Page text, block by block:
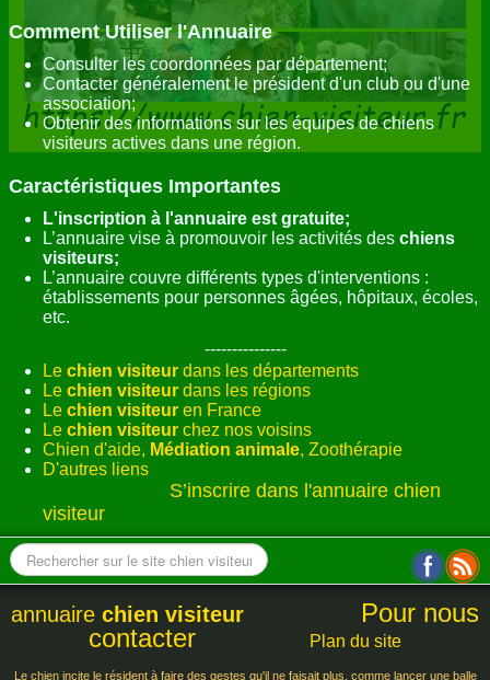
Comment Utiliser l'Annuaire
Consulter les coordonnées par département;
Contacter généralement le président d'un club ou d'une
association;
Obtenir des informations sur les équipes de chiens
visiteurs actives dans une région.
Caractéristiques Importantes
L'inscription à l'annuaire est gratuite;
L’annuaire vise à promouvoir les activités des chiens
visiteurs;
L’annuaire couvre différents types d'interventions :
établissements pour personnes âgées, hôpitaux, écoles,
etc.
---------------
Le chien visiteur dans les départements
Le chien visiteur dans les régions
Le chien visiteur en France
Le chien visiteur chez nos voisins
Chien d'aide, Médiation animale, Zoothérapie
D'autres liens
S’inscrire dans l'annuaire chien
visiteur
annuaire chien visiteur
Pour nous
contacter
Plan du site
Le chien incite le résident à faire des gestes qu'il ne faisait plus, comme lancer une balle